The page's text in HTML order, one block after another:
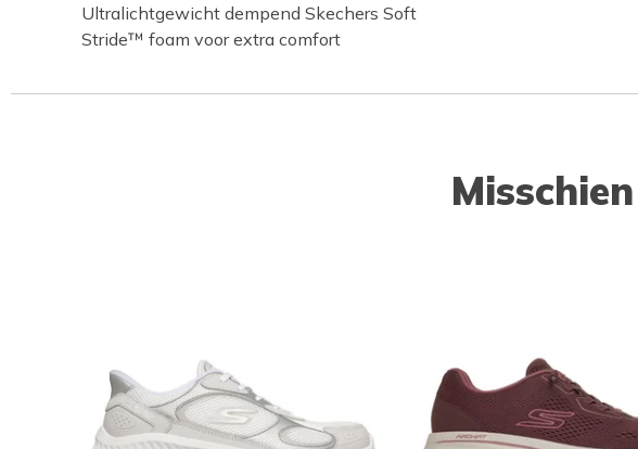
Ultralichtgewicht dempend Skechers Soft
Stride™ foam voor extra comfort